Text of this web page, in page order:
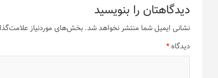
دیدگاهتان را بنویسید
نشانی ایمیل شما منتشر نخواهد شد. بخش‌های موردنیاز
دیدگاه*